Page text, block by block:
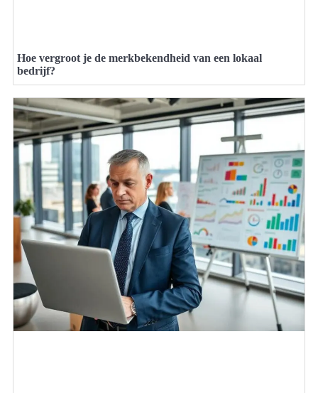
Hoe vergroot je de merkbekendheid van een lokaal
bedrijf?